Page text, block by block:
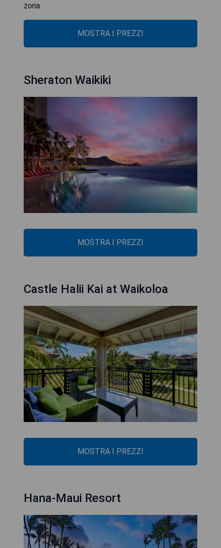
zona
MOSTRA I PREZZI
Sheraton Waikiki
MOSTRA I PREZZI
Castle Halii Kai at Waikoloa
MOSTRA I PREZZI
Hana-Maui Resort